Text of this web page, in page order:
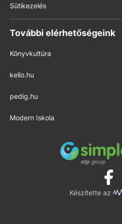
Sütikezelés
További elérhetőségeink
Könyvkultúra
kello.hu
pedig.hu
Modern Iskola
Készítette az